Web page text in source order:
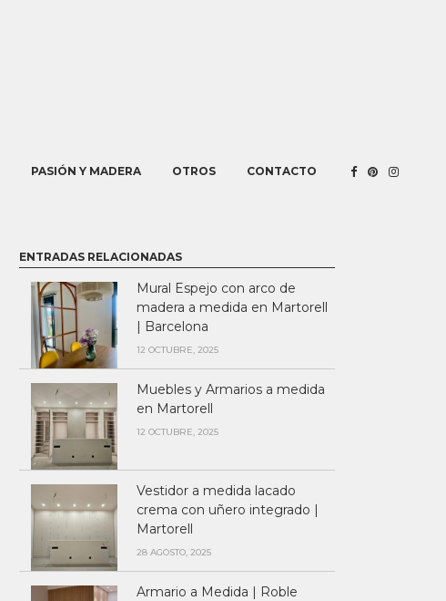
PASIÓN Y MADERA OTROS CONTACTO
ENTRADAS RELACIONADAS
Mural Espejo con arco de
madera a medida en Martorell
| Barcelona
12 OCTUBRE, 2025
Muebles y Armarios a medida
en Martorell
12 OCTUBRE, 2025
Vestidor a medida lacado
crema con uñero integrado |
Martorell
28 AGOSTO, 2025
Armario a Medida | Roble